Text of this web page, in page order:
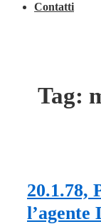
Contatti
Tag:
20.1.78,
l’agente